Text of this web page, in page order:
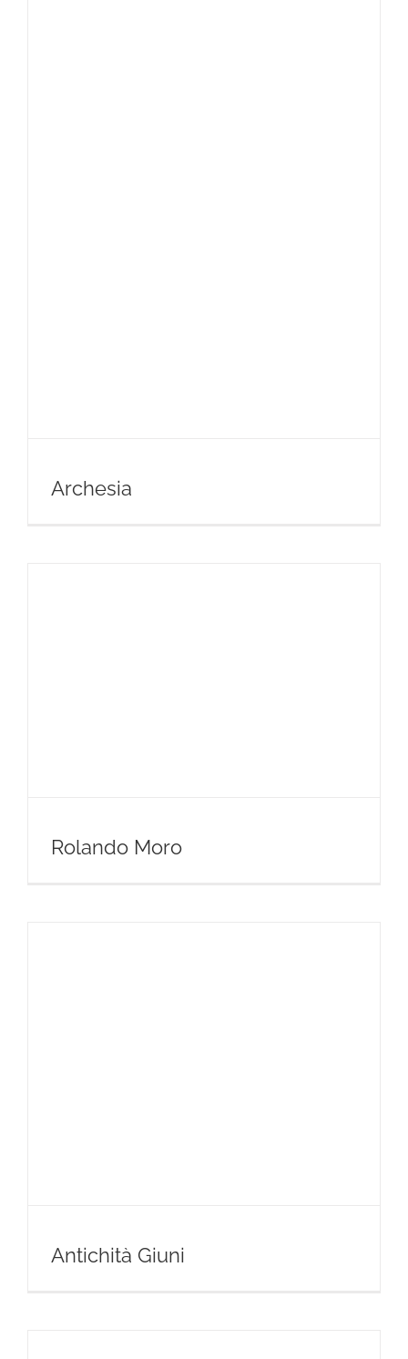
Archesia
Rolando Moro
Antichità Giuni